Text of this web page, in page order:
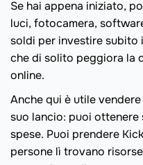
Se hai appena iniziato,
luci, fotocamera,
soldi per investire subito
che di solito peggiora la
online.
Anche qui è utile
suo lancio: puoi
spese. Puoi prendere
persone lì trovano